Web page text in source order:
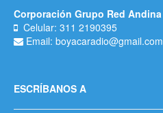
Corporación Grupo Red Andina
Celular: 311 2190395
Email: boyacaradio@gmail.com
ESCRÍBANOS A